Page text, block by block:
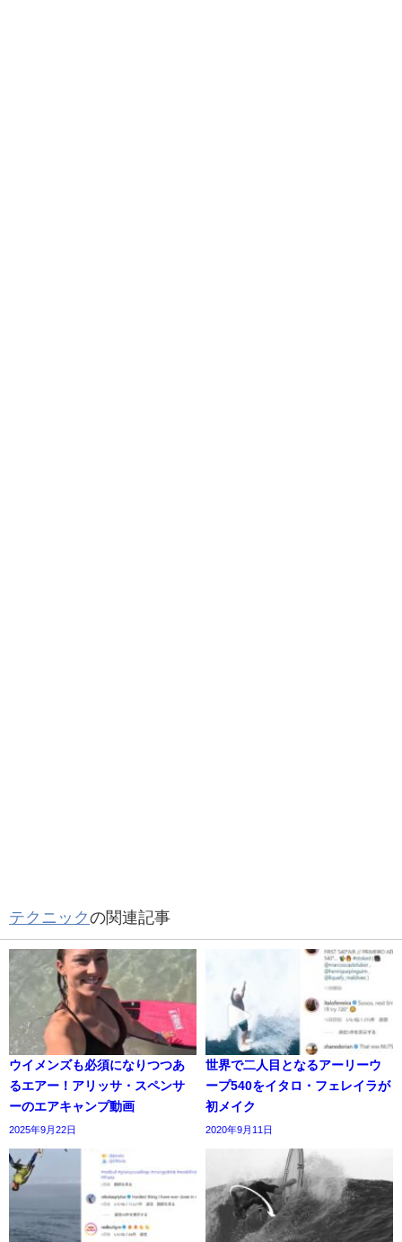
テクニックの関連記事
ウイメンズも必須になりつつあ
るエアー！アリッサ・スペンサ
ーのエアキャンプ動画
2025年9月22日
世界で二人目となるアーリーウ
ープ540をイタロ・フェレイラが
初メイク
2020年9月11日